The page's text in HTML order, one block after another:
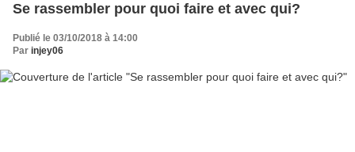
Se rassembler pour quoi faire et avec qui?
Publié le 03/10/2018 à 14:00
Par injey06